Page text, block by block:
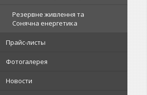
Резервне живлення та
Сонячна енергетика
Прайс-листы
Фотогалерея
Новости